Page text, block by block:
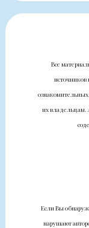
Все
источников
их владельцам.
Если Вы
нарушают